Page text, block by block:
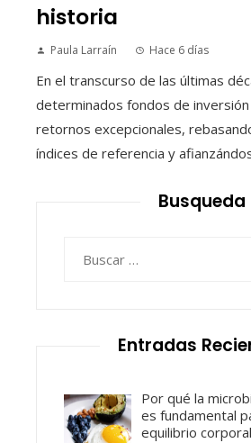
historia
Paula Larraín Hace 6 días
En el transcurso de las últimas
determinados fondos de inversión
retornos excepcionales,
índices de referencia y
Busqueda
Entradas
Por qué la
es fundamental
equilibrio corporal